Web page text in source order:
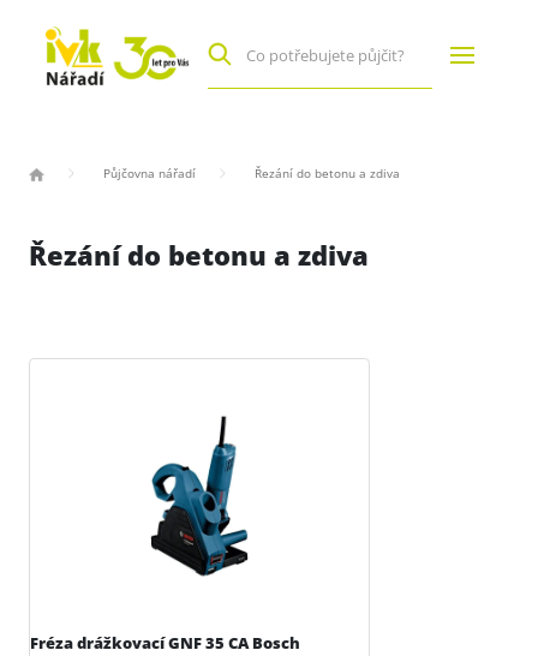
Půjčovna nářadí Řezání do betonu a zdiva
Řezání do betonu a zdiva
Fréza drážkovací GNF 35 CA Bosch